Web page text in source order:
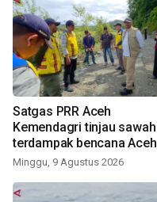
Satgas PRR Aceh
Kemendagri tinjau sawah
terdampak bencana Aceh
Barat
Minggu, 9 Agustus 2026